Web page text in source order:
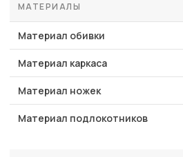
МАТЕРИАЛЫ
Материал обивки
Материал каркаса
Материал ножек
Материал подлокотников